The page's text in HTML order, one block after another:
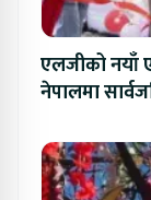
एलजीको नयाँ
नेपालमा